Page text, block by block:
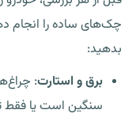
چک‌های ساده را انجام
بدهید:
برق و استارت:
سنگین است یا فقط